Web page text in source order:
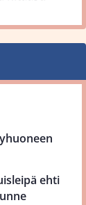
ehti